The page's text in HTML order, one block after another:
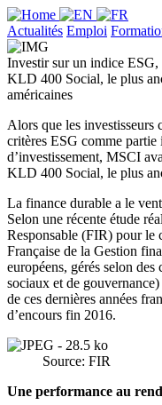
Actualités Emploi
Investir sur un indice
KLD 400 Social, le plus
américaines
Alors que les investisseurs
critères ESG comme partie
d’investissement, MSCI
KLD 400 Social, le plus
La finance durable a le
Selon une récente étude
Responsable (FIR) pour le
Française de la Gestion
européens, gérés selon
sociaux et de
de ces dernières années
d’encours fin 2016.
Source: FIR
Une performance au